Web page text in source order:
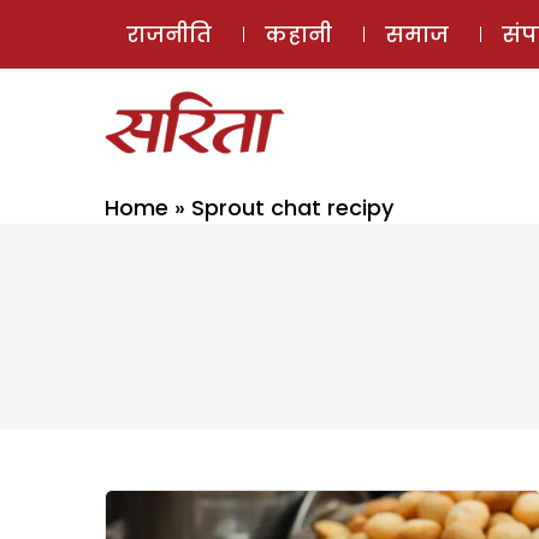
राजनीति कहानी समाज
Home » Sprout chat recipy